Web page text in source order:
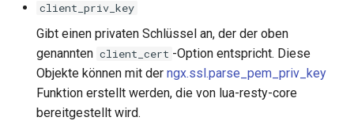
client_priv_key
Gibt einen privaten Schlüssel an, der der oben
genannten client_cert -Option entspricht. Diese
Objekte können mit der ngx.ssl.parse_pem_priv_key
Funktion erstellt werden, die von lua-resty-core
bereitgestellt wird.